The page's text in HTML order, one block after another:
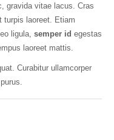
gravida vitae lacus. Cras
turpis laoreet. Etiam
ligula, semper id egestas
laoreet mattis.
Curabitur ullamcorper